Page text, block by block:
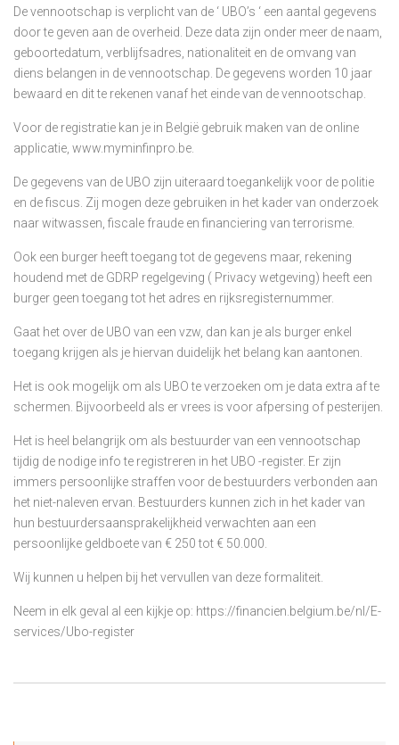
De vennootschap is verplicht van de ‘ UBO’s ‘ een aantal gegevens
door te geven aan de overheid. Deze data zijn onder meer de naam,
geboortedatum, verblijfsadres, nationaliteit en de omvang van
diens belangen in de vennootschap. De gegevens worden 10 jaar
bewaard en dit te rekenen vanaf het einde van de vennootschap.
Voor de registratie kan je in België gebruik maken van de online
applicatie, www.myminfinpro.be
De gegevens van de UBO zijn uiteraard toegankelijk voor de politie
en de fiscus. Zij mogen deze gebruiken in het kader van onderzoek
naar witwassen, fiscale fraude en financiering van terrorisme.
Ook een burger heeft toegang tot de gegevens maar, rekening
houdend met de GDRP regelgeving ( Privacy wetgeving) heeft een
burger geen toegang tot het adres en rijksregisternummer.
Gaat het over de UBO van een vzw, dan kan je als burger enkel
toegang krijgen als je hiervan duidelijk het belang kan aantonen.
Het is ook mogelijk om als UBO te verzoeken om je data extra af te
schermen. Bijvoorbeeld als er vrees is voor afpersing of pesterijen.
Het is heel belangrijk om als bestuurder van een vennootschap
tijdig de nodige info te registreren in het UBO -register. Er zijn
immers persoonlijke straffen voor de bestuurders verbonden aan
het niet-naleven ervan. Bestuurders kunnen zich in het kader van
hun bestuurdersaansprakelijkheid verwachten aan een
persoonlijke geldboete van € 250 tot € 50.000.
Wij kunnen u helpen bij het vervullen van deze formaliteit.
Neem in elk geval al een kijkje op: https://financien.belgium.be/nl/E-
services/Ubo-register